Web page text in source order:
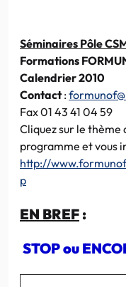
Séminaires Pôle
Formations
Calendrier 2010
Contact:
Fax 01 43 41 04 59
Cliquez sur le thème
programme et vous
http://
p
EN BREF :
STOP ou